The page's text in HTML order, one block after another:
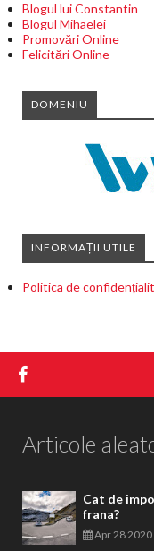
Blogul lui Constantin
Blogul Mihaelei
Promovări Online
Felicitări Online
DOMENIU
INFORMAȚII UTILE
Politica de
Articole
Cat de
frana?
Apr 28 2020